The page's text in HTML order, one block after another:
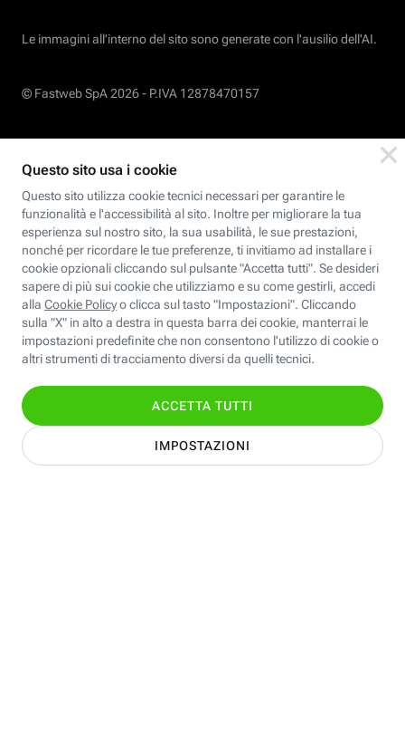
Le immagini all’interno del sito sono generate con l'ausilio dell'AI.
© Fastweb SpA 2026 - P.IVA 12878470157